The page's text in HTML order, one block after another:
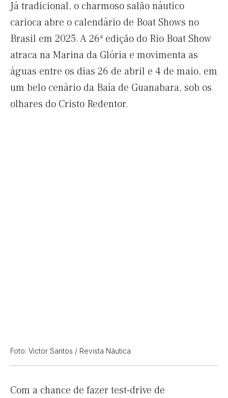
Já tradicional, o charmoso salão náutico
carioca abre o calendário de Boat Shows no
Brasil em 2025. A 26ª edição do Rio Boat Show
atraca na Marina da Glória e movimenta as
águas entre os dias 26 de abril e 4 de maio, em
um belo cenário da Baía de Guanabara, sob os
olhares do Cristo Redentor.
Foto: Victor Santos / Revista Náutica
Com a chance de fazer test-drive de